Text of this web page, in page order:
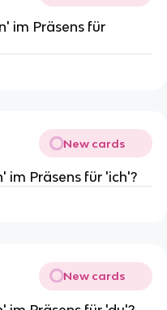
im Präsens für
New cards
im Präsens für 'ich'?
New cards